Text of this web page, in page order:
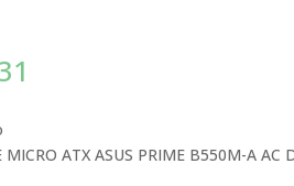
MICRO ATX ASUS PRIME B550M-A AC